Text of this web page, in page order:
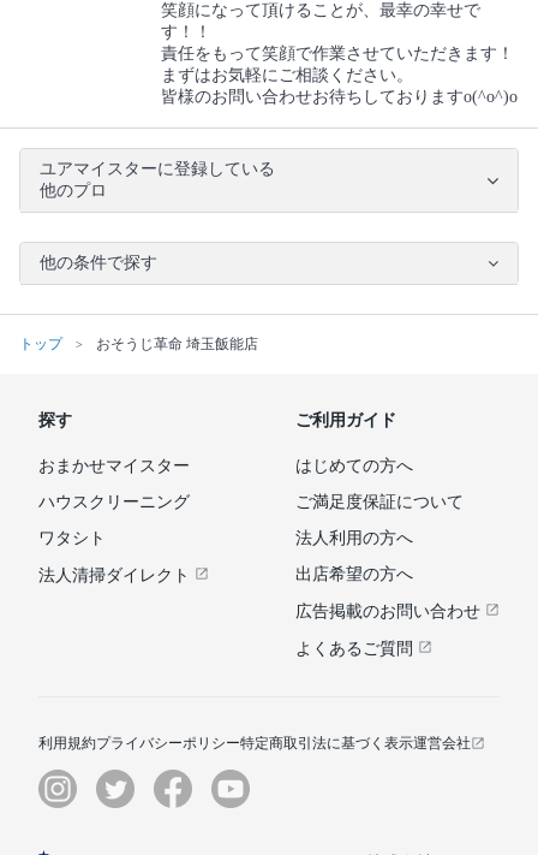
笑顔になって頂けることが、最幸の幸せで
す！！
責任をもって笑顔で作業させていただきます！
まずはお気軽にご相談ください。
皆様のお問い合わせお待ちしておりますo(^o^)o
ユアマイスターに登録している
他のプロ
他の条件で探す
トップ おそうじ革命 埼玉飯能店
探す
おまかせマイスター
ハウスクリーニング
ワタシト
法人清掃ダイレクト
ご利用ガイド
はじめての方へ
ご満足度保証について
法人利用の方へ
出店希望の方へ
広告掲載のお問い合わせ
よくあるご質問
利用規約プライバシーポリシー特定商取引法に基づく表示運営会社